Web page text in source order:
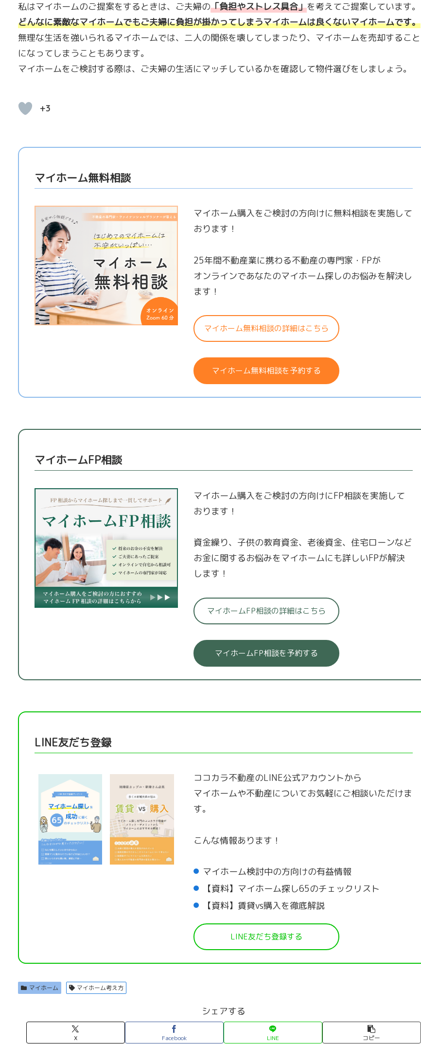
私はマイホームのご提案をするときは、ご夫婦の「負担やストレス具合」を考えてご提案しています。
どんなに素敵なマイホームでもご夫婦に負担が掛かってしまうマイホームは良くないマイホームです。
無理な生活を強いられるマイホームでは、二人の関係を壊してしまったり、マイホームを売却すること
になってしまうこともあります。
マイホームをご検討する際は、ご夫婦の生活にマッチしているかを確認して物件選びをしましょう。
+3
マイホーム無料相談
マイホーム購入をご検討の方向けに無料相談を実施して
おります！
25年間不動産業に携わる不動産の専門家・FPが
オンラインであなたのマイホーム探しのお悩みを解決し
ます！
マイホーム無料相談の詳細はこちら
マイホーム無料相談を予約する
マイホームFP相談
マイホーム購入をご検討の方向けにFP相談を実施して
おります！
資金繰り、子供の教育資金、老後資金、住宅ローンなど
お金に関するお悩みをマイホームにも詳しいFPが解決
します！
マイホームFP相談の詳細はこちら
マイホームFP相談を予約する
LINE友だち登録
ココカラ不動産のLINE公式アカウントから
マイホームや不動産についてお気軽にご相談いただけま
す。
こんな情報あります！
マイホーム検討中の方向けの有益情報
【資料】マイホーム探し65のチェックリスト
【資料】賃貸vs購入を徹底解説
LINE友だち登録する
マイホーム マイホーム考え方
シェアする
X Facebook LINE コピー